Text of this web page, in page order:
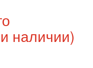
наличии)